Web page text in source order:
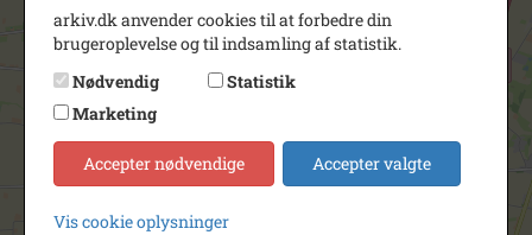
arkiv.dk anvender cookies til at forbedre din
brugeroplevelse og til indsamling af statistik.
Nødvendig
Statistik
Marketing
Accepter nødvendige Accepter valgte
Vis cookie oplysninger